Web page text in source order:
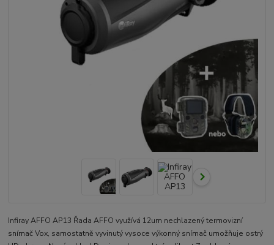
Infiray AFFO AP13 Řada AFFO využívá 12um nechlazený termovizní
snímač Vox, samostatně vyvinutý vysoce výkonný snímač umožňuje ostrý